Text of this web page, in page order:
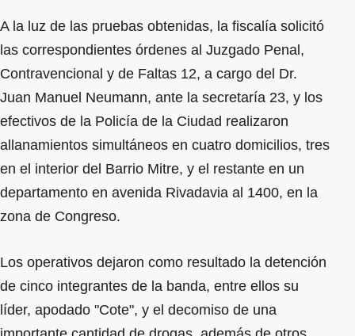
A la luz de las pruebas obtenidas, la fiscalía solicitó
las correspondientes órdenes al Juzgado Penal,
Contravencional y de Faltas 12, a cargo del Dr.
Juan Manuel Neumann, ante la secretaría 23, y los
efectivos de la Policía de la Ciudad realizaron
allanamientos simultáneos en cuatro domicilios, tres
en el interior del Barrio Mitre, y el restante en un
departamento en avenida Rivadavia al 1400, en la
zona de Congreso.
Los operativos dejaron como resultado la detención
de cinco integrantes de la banda, entre ellos su
líder, apodado "Cote", y el decomiso de una